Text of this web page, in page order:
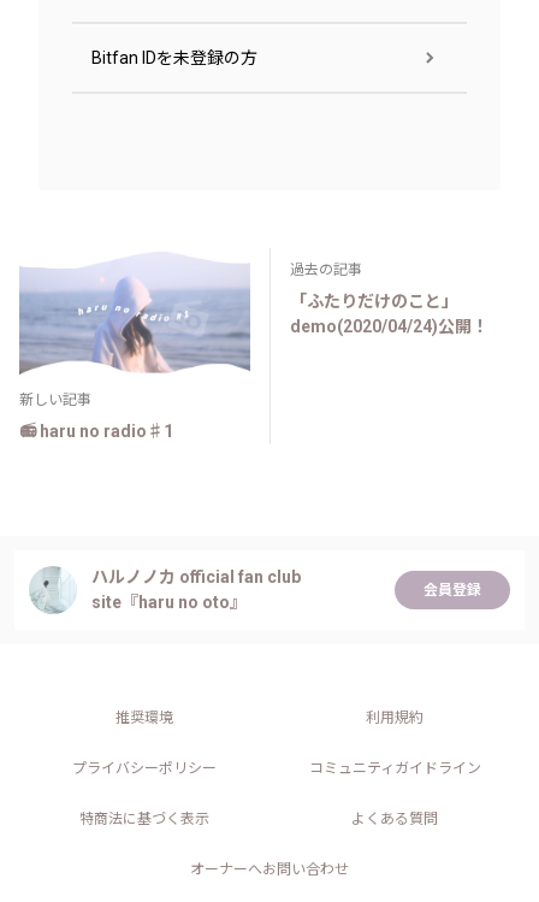
Bitfan IDを未登録の方
新しい記事
📻 haru no radio♯1
過去の記事
「ふたりだけのこと」
demo(2020/04/24)公開！
ハルノノカ official fan club
site『haru no oto』
会員登録
推奨環境 利用規約
プライバシーポリシー コミュニティガイドライン
特商法に基づく表示 よくある質問
オーナーへお問い合わせ